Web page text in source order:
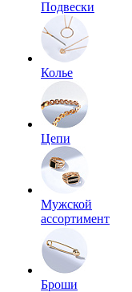
Подвески
Колье
Цепи
Мужской
ассортимент
Броши